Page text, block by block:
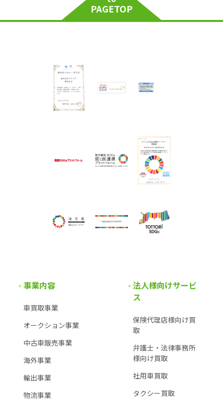
PAGETOP
事業内容
車買取事業
オークション事業
中古車販売事業
海外事業
輸出事業
物流事業
法人様向けサービ
ス
保険代理店様向け買
取
弁護士・法律事務所
様向け買取
社用車買取
タクシー買取